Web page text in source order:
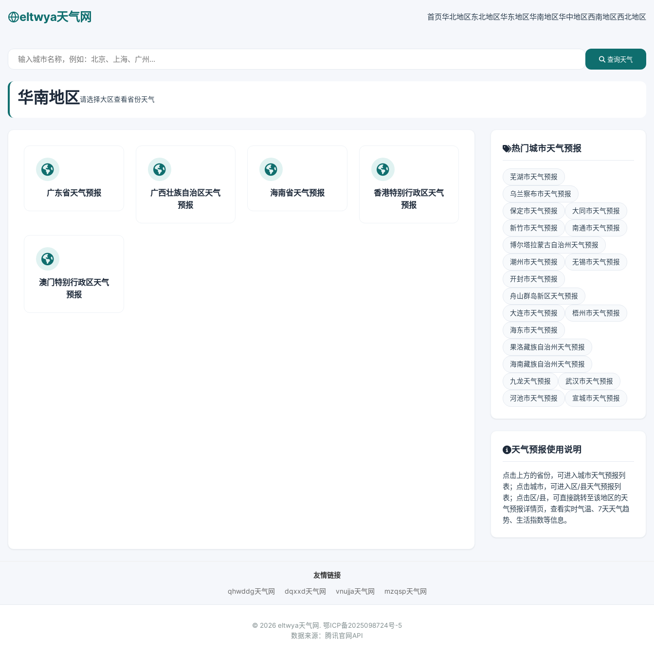
eltwya天气网 首页华北地区东北地区华东地区华南地区华中地区西南地区西北地区
查询天气
华南地区请选择大区查看省份天气
广东省天气预报
广西壮族自治区天气
预报
海南省天气预报
香港特别行政区天气
预报
澳门特别行政区天气
预报
热门城市天气预报
芜湖市天气预报
乌兰察布市天气预报
保定市天气预报 大同市天气预报
新竹市天气预报 南通市天气预报
博尔塔拉蒙古自治州天气预报
潮州市天气预报 无锡市天气预报
开封市天气预报
舟山群岛新区天气预报
大连市天气预报 梧州市天气预报
海东市天气预报
果洛藏族自治州天气预报
海南藏族自治州天气预报
九龙天气预报 武汉市天气预报
河池市天气预报 宣城市天气预报
天气预报使用说明
点击上方的省份，可进入城市天气预报列
表；点击城市，可进入区/县天气预报列
表；点击区/县，可直接跳转至该地区的天
气预报详情页，查看实时气温、7天天气趋
势、生活指数等信息。
友情链接
qhwddg天气网
dqxxd天气网 vnujja天气网 mzqsp天气网
© 2026 eltwya天气网. 鄂ICP备2025098724号-5
数据来源：腾讯官网API